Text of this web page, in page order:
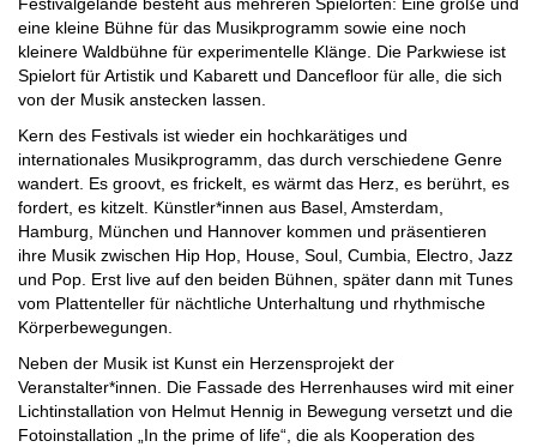
eine kleine Bühne für das Musikprogramm sowie eine noch
kleinere Waldbühne für experimentelle Klänge. Die Parkwiese ist
Spielort für Artistik und Kabarett und Dancefloor für alle, die sich
von der Musik anstecken lassen.
Kern des Festivals ist wieder ein hochkarätiges und
internationales Musikprogramm, das durch verschiedene Genre
wandert. Es groovt, es frickelt, es wärmt das Herz, es berührt, es
fordert, es kitzelt. Künstler*innen aus Basel, Amsterdam,
Hamburg, München und Hannover kommen und präsentieren
ihre Musik zwischen Hip Hop, House, Soul, Cumbia, Electro, Jazz
und Pop. Erst live auf den beiden Bühnen, später dann mit Tunes
vom Plattenteller für nächtliche Unterhaltung und rhythmische
Körperbewegungen.
Neben der Musik ist Kunst ein Herzensprojekt der
Veranstalter*innen. Die Fassade des Herrenhauses wird mit einer
Lichtinstallation von Helmut Hennig in Bewegung versetzt und die
Fotoinstallation „In the prime of life“, die als Kooperation des